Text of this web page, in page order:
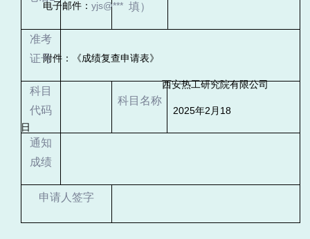
电子邮件：yjs@***
附件：《成绩复查申请表》
西安热工研究院有限公司
2025年2 月 18
日
填）
准考
证号
科目
代码
科目名称
通知
成绩
申请人签字